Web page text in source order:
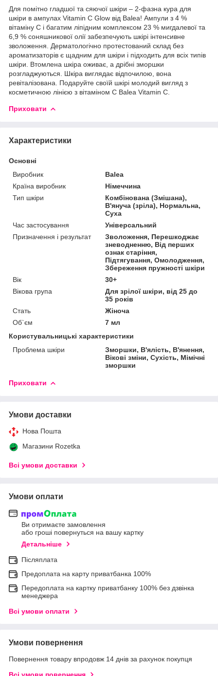
Для помітно гладшої та сяючої шкіри – 2-фазна кура для
шкіри в ампулах Vitamin C Glow від Balea! Ампули з 4 %
вітаміну С і багатим ліпідним комплексом 23 % мигдалевої та
6,9 % соняшникової олії забезпечують шкірі інтенсивне
зволоження. Дерматологічно протестований склад без
ароматизаторів є щадним для шкіри і підходить для всіх типів
шкіри. Втомлена шкіра оживає, а дрібні зморшки
розгладжуються. Шкіра виглядає відпочилою, вона
ревіталізована. Подаруйте своїй шкірі молодий вигляд з
косметичною лінією з вітаміном С Balea Vitamin C.
Приховати
Характеристики
Основні
Виробник
Balea
Країна виробник
Німеччина
Тип шкіри
Комбінована (Змішана),
В'януча (зріла), Нормальна,
Суха
Час застосування
Універсальний
Призначення і результат
Зволоження, Перешкоджає
зневодненню, Від перших
ознак старіння,
Підтягування, Омолодження,
Збереження пружності шкіри
Вік
30+
Вікова група
Для зрілої шкіри, від 25 до
35 років
Стать
Жіноча
Об`єм
7 мл
Користувальницькі характеристики
Проблема шкіри
Зморшки, В'ялість, В'янення,
Вікові зміни, Сухість, Мімічні
зморшки
Приховати
Умови доставки
Нова Пошта
Магазини Rozetka
Всі умови доставки
Умови оплати
Ви отримаєте замовлення
або гроші повернуться на вашу картку
Детальніше
Післяплата
Предоплата на карту приватбанка 100%
Передоплата на картку приватбанку 100% без дзвінка
менеджера
Всі умови оплати
Умови повернення
Повернення товару впродовж 14 днів за рахунок покупця